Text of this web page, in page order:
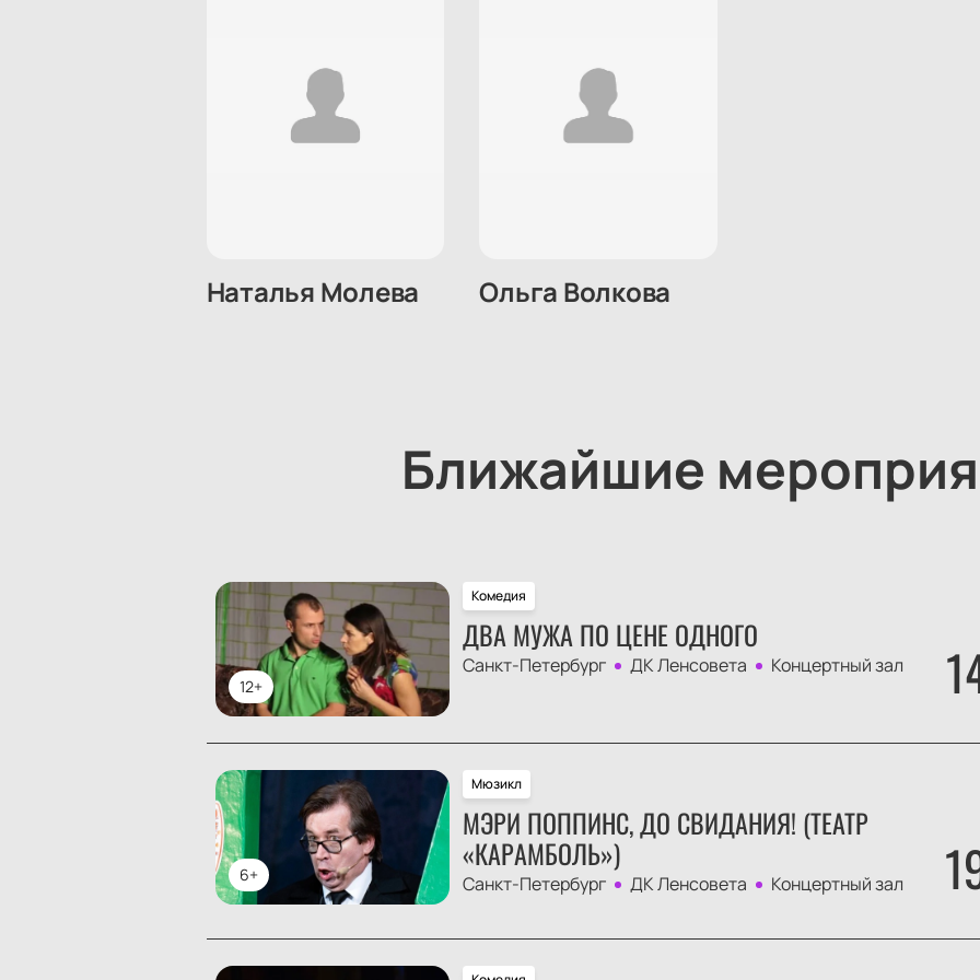
Наталья Молева Ольга Волкова
Ближайшие
12+
Комедия
ДВА МУЖА ПО ЦЕНЕ ОДНОГО
Санкт-Петербург ДК Ленсовета Концертный зал
6+
Мюзикл
МЭРИ ПОППИНС, ДО СВИДАНИЯ! (ТЕАТР
«КАРАМБОЛЬ»)
Санкт-Петербург ДК Ленсовета Концертный зал